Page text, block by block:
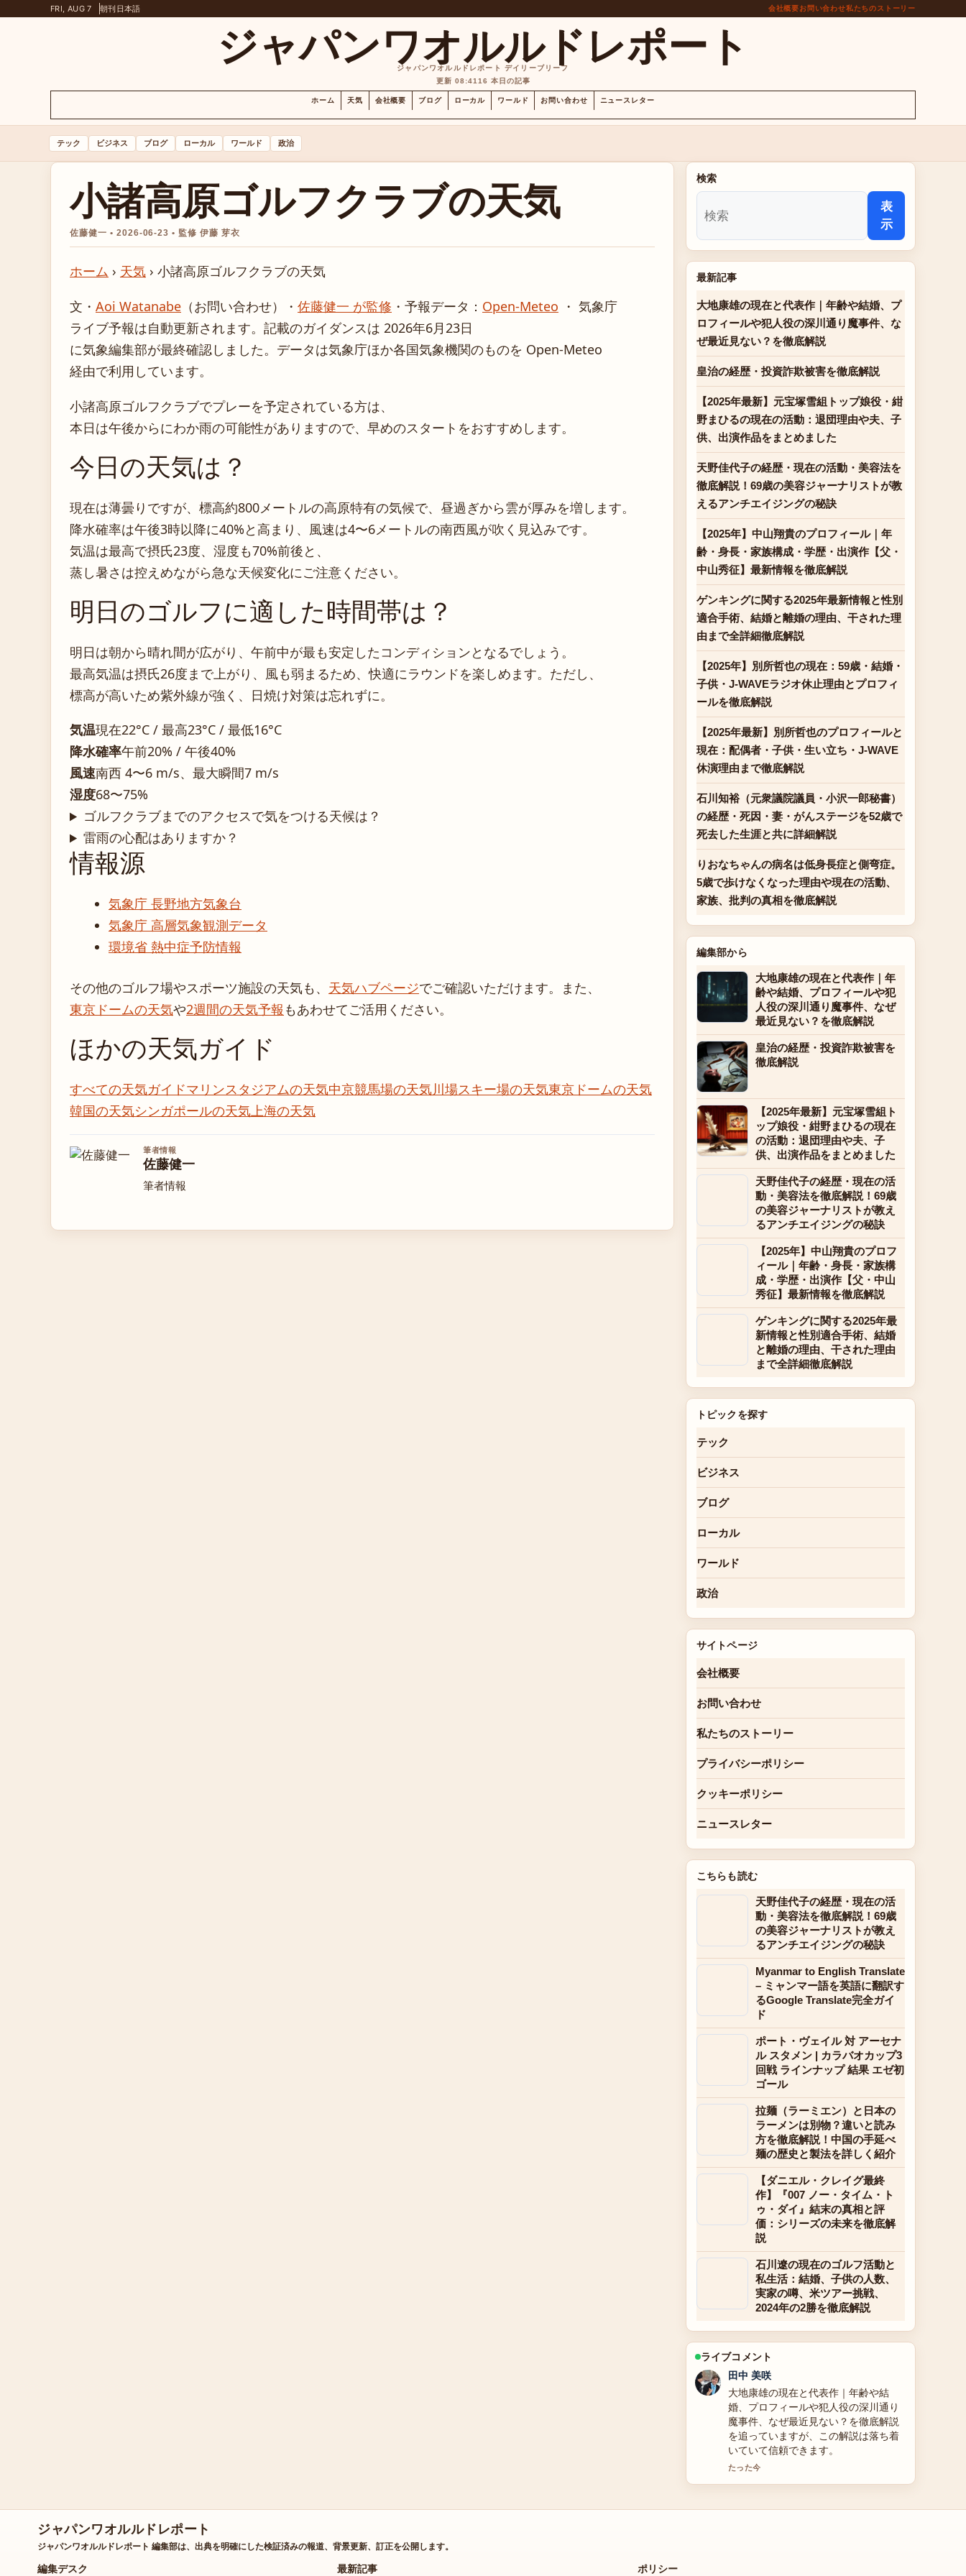
FRI, AUG 7 朝刊 日本語 会社概要お問い合わせ私たちのストーリー
ジャパンワオルルドレポート
ジャパンワオルルドレポート デイリーブリーフ
更新 08:41 16 本日の記事
ホーム 天気 会社概要 ブログ ローカル ワールド お問い合わせ ニュースレター
テック ビジネス ブログ ローカル ワールド 政治
小諸高原ゴルフクラブの天気
佐藤健一 • 2026-06-23 • 監修 伊藤 芽衣
ホーム › 天気 › 小諸高原ゴルフクラブの天気
文・ Aoi Watanabe （お問い合わせ） ・ 佐藤健一 が監修 ・ 予報データ： Open-Meteo ・ 気象庁
ライブ予報は自動更新されます。記載のガイダンスは 2026年6月23日
に気象編集部が最終確認しました。データは気象庁ほか各国気象機関のものを Open-Meteo
経由で利用しています。
小諸高原ゴルフクラブでプレーを予定されている方は、
本日は午後からにわか雨の可能性がありますので、早めのスタートをおすすめします。
今日の天気は？
現在は薄曇りですが、標高約800メートルの高原特有の気候で、昼過ぎから雲が厚みを増します。
降水確率は午後3時以降に40%と高まり、風速は4〜6メートルの南西風が吹く見込みです。
気温は最高で摂氏23度、湿度も70%前後と、
蒸し暑さは控えめながら急な天候変化にご注意ください。
明日のゴルフに適した時間帯は？
明日は朝から晴れ間が広がり、午前中が最も安定したコンディションとなるでしょう。
最高気温は摂氏26度まで上がり、風も弱まるため、快適にラウンドを楽しめます。ただし、
標高が高いため紫外線が強く、日焼け対策は忘れずに。
気温現在22°C / 最高23°C / 最低16°C
降水確率午前20% / 午後40%
風速南西 4〜6 m/s、最大瞬間7 m/s
湿度68〜75%
ゴルフクラブまでのアクセスで気をつける天候は？
雷雨の心配はありますか？
情報源
気象庁 長野地方気象台
気象庁 高層気象観測データ
環境省 熱中症予防情報
その他のゴルフ場やスポーツ施設の天気も、 天気ハブページでご確認いただけます。また、
東京ドームの天気や2週間の天気予報 もあわせてご活用ください。
ほかの天気ガイド
すべての天気ガイドマリンスタジアムの天気中京競馬場の天気川場スキー場の天気東京ドームの天気
韓国の天気シンガポールの天気上海の天気
筆者情報
佐藤健一
筆者情報
検索
表
示
最新記事
大地康雄の現在と代表作｜年齢や結婚、プ
ロフィールや犯人役の深川通り魔事件、な
ぜ最近見ない？を徹底解説
皇治の経歴・投資詐欺被害を徹底解説
【2025年最新】元宝塚雪組トップ娘役・紺
野まひるの現在の活動：退団理由や夫、子
供、出演作品をまとめました
天野佳代子の経歴・現在の活動・美容法を
徹底解説！69歳の美容ジャーナリストが教
えるアンチエイジングの秘訣
【2025年】中山翔貴のプロフィール｜年
齢・身長・家族構成・学歴・出演作【父・
中山秀征】最新情報を徹底解説
ゲンキングに関する2025年最新情報と性別
適合手術、結婚と離婚の理由、干された理
由まで全詳細徹底解説
【2025年】別所哲也の現在：59歳・結婚・
子供・J-WAVEラジオ休止理由とプロフィ
ールを徹底解説
【2025年最新】別所哲也のプロフィールと
現在：配偶者・子供・生い立ち・J-WAVE
休演理由まで徹底解説
石川知裕（元衆議院議員・小沢一郎秘書）
の経歴・死因・妻・がんステージを52歳で
死去した生涯と共に詳細解説
りおなちゃんの病名は低身長症と側弯症。
5歳で歩けなくなった理由や現在の活動、
家族、批判の真相を徹底解説
編集部から
大地康雄の現在と代表作｜年
齢や結婚、プロフィールや犯
人役の深川通り魔事件、なぜ
最近見ない？を徹底解説
皇治の経歴・投資詐欺被害を
徹底解説
【2025年最新】元宝塚雪組ト
ップ娘役・紺野まひるの現在
の活動：退団理由や夫、子
供、出演作品をまとめました
天野佳代子の経歴・現在の活
動・美容法を徹底解説！69歳
の美容ジャーナリストが教え
るアンチエイジングの秘訣
【2025年】中山翔貴のプロフ
ィール｜年齢・身長・家族構
成・学歴・出演作【父・中山
秀征】最新情報を徹底解説
ゲンキングに関する2025年最
新情報と性別適合手術、結婚
と離婚の理由、干された理由
まで全詳細徹底解説
トピックを探す
テック
ビジネス
ブログ
ローカル
ワールド
政治
サイトページ
会社概要
お問い合わせ
私たちのストーリー
プライバシーポリシー
クッキーポリシー
ニュースレター
こちらも読む
天野佳代子の経歴・現在の活
動・美容法を徹底解説！69歳
の美容ジャーナリストが教え
るアンチエイジングの秘訣
Myanmar to English Translate
– ミャンマー語を英語に翻訳す
るGoogle Translate完全ガイ
ド
ポート・ヴェイル 対 アーセナ
ル スタメン | カラバオカップ3
回戦 ラインナップ 結果 エゼ初
ゴール
拉麺（ラーミエン）と日本の
ラーメンは別物？違いと読み
方を徹底解説！中国の手延べ
麺の歴史と製法を詳しく紹介
【ダニエル・クレイグ最終
作】『007 ノー・タイム・ト
ゥ・ダイ』結末の真相と評
価：シリーズの未来を徹底解
説
石川遼の現在のゴルフ活動と
私生活：結婚、子供の人数、
実家の噂、米ツアー挑戦、
2024年の2勝を徹底解説
ライブコメント
中村 悠斗
皇治の経歴・投資詐欺被害を徹底解説
の背景説明が助かります。ライブ更新
を続けてください。
3 分前
ジャパンワオルルドレポート
ジャパンワオルルドレポート 編集部は、出典を明確にした検証済みの報道、背景更新、訂正を公開します。
編集デスク
朝刊 継続更新の編集サイクル
最新記事
最新の編集デスク更新へ素早くアクセス。 運営情報、ポリシー、読者向け連絡先。